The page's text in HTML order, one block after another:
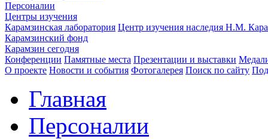
Персоналии
Центры изучения
Карамзинская лаборатория Центр изучения наследия Н.М.
Карамзинский фонд
Карамзин сегодня
Конференции Памятные места Презентации и выставки
О проекте Новости и события Фотогалерея Поиск по сайту
Главная
Персоналии